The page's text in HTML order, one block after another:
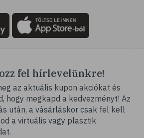
fel hírlevelünkre!
az aktuális kupon akciókat és
hogy megkapd a kedvezményt! Az
után, a vásárláskor csak fel kell
a virtuális vagy plasztik